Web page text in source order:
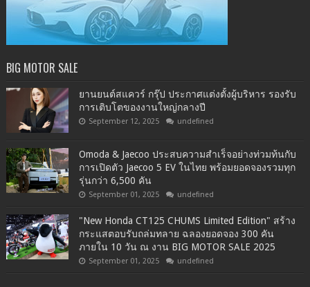
BIG MOTOR SALE
ยานยนต์สแควร์ กรุ๊ป ประกาศแต่งตั้งผู้บริหาร รองรับ
การเติบโตของงานใหญ่กลางปี
September 12, 2025 undefined
Omoda & Jaecoo ประสบความสำเร็จอย่างท่วมท้นกับ
การเปิดตัว Jaecoo 5 EV ในไทย พร้อมยอดจองรวมทุก
รุ่นกว่า 6,500 คัน
September 01, 2025 undefined
"New Honda CT125 CHUMS Limited Edition" สร้าง
กระแสตอบรับถล่มทลาย ฉลองยอดจอง 300 คัน
ภายใน 10 วัน ณ งาน BIG MOTOR SALE 2025
September 01, 2025 undefined